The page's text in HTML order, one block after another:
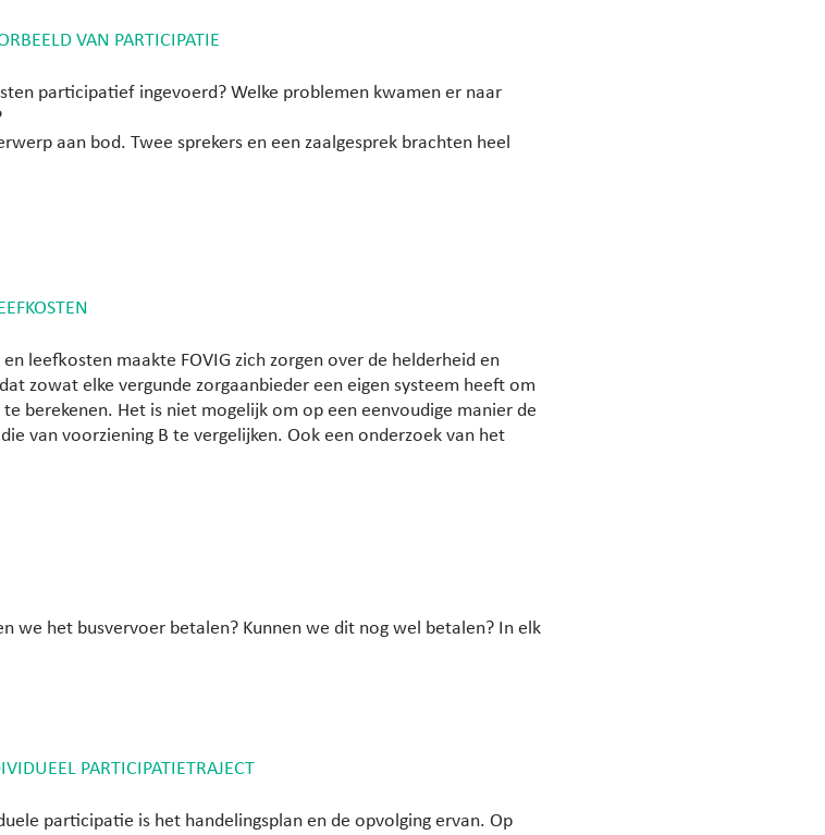
VAN PARTICIPATIE
participatief ingevoerd? Welke problemen kwamen er naar
aan bod. Twee sprekers en een zaalgesprek brachten heel
leefkosten maakte FOVIG zich zorgen over de helderheid en
zowat elke vergunde zorgaanbieder een eigen systeem heeft om
berekenen. Het is niet mogelijk om op een eenvoudige manier de
van voorziening B te vergelijken. Ook een onderzoek van het
we het busvervoer betalen? Kunnen we dit nog wel betalen? In elk
PARTICIPATIETRAJECT
participatie is het handelingsplan en de opvolging ervan. Op